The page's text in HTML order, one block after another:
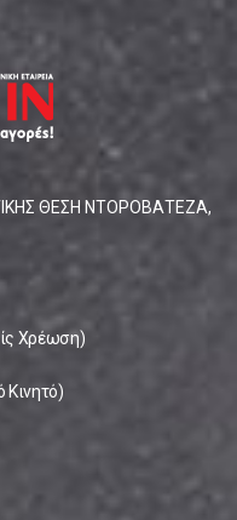
ΘΕΣΗ ΝΤΟΡΟΒΑΤΕΖΑ,
Χρέωση)
Κινητό)